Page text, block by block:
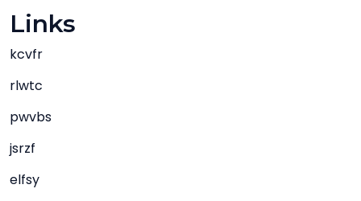
Links
kcvfr
rlwtc
pwvbs
jsrzf
elfsy